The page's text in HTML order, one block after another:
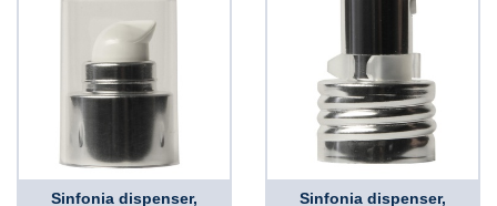
Sinfonia dispenser,
Sinfonia dispenser,